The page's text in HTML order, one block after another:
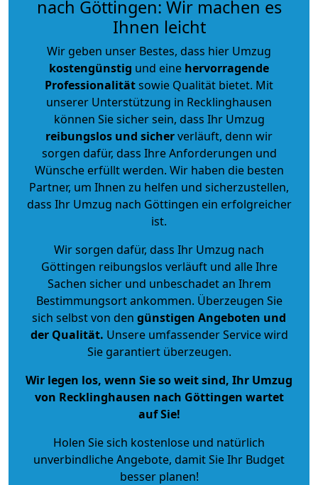
nach Göttingen: Wir machen es
Ihnen leicht
Wir geben unser Bestes, dass hier Umzug
kostengünstig und eine hervorragende
Professionalitätsowie Qualität bietet. Mit
unserer Unterstützung in Recklinghausen
können Sie sicher sein, dass Ihr Umzug
reibungslos und sicherverläuft, denn wir
sorgen dafür, dass Ihre Anforderungen und
Wünsche erfüllt werden. Wir haben die besten
Partner, um Ihnen zu helfen und sicherzustellen,
dass Ihr Umzug nach Göttingen ein erfolgreicher
ist.
Wir sorgen dafür, dass Ihr Umzug nach
Göttingen reibungslos verläuft und alle Ihre
Sachen sicher und unbeschadet an Ihrem
Bestimmungsort ankommen. Überzeugen Sie
sich selbst von den günstigen Angeboten und
der Qualität. Unsere umfassender Service wird
Sie garantiert überzeugen.
Wir legen los, wenn Sie so weit sind, Ihr Umzug
von Recklinghausen nach Göttingen wartet
auf Sie!
Holen Sie sich kostenlose und natürlich
unverbindliche Angebote, damit Sie Ihr Budget
besser planen!